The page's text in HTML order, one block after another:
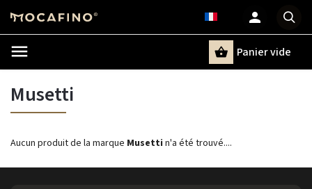
Panier vide
Musetti
Aucun produit de la marque Musetti n'a été trouvé....